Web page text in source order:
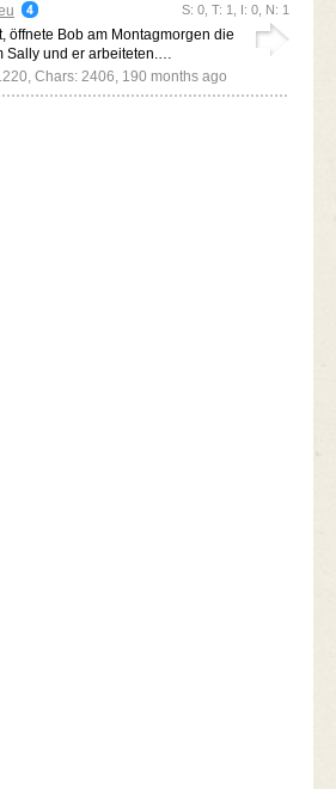
öffnete Bob am Montagmorgen die
Sally und er arbeiteten.…
Chars: 2406, 190 months ago
S: 0, T: 1, I: 0, N: 1